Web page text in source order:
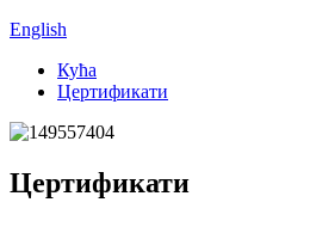
English
Кућа
Цертификати
Цертификати